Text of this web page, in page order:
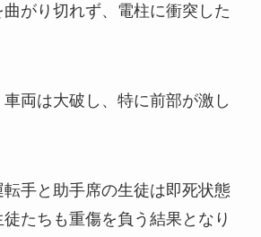
がり切れず、電柱に衝突した
両は大破し、特に前部が激し
手と助手席の生徒は即死状態
たちも重傷を負う結果となり